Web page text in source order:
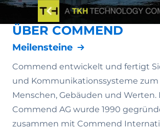
ÜBER COMMEND
Meilensteine
Commend entwickelt und fertigt
und Kommunikationssysteme zum
Menschen, Gebäuden und Werten.
Commend AG wurde 1990
zusammen mit Commend